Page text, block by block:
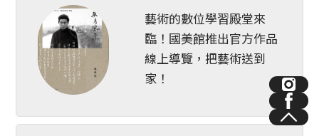
藝術的數位學習殿堂來
臨！國美館推出官方作品
線上導覽，把藝術送到
家！